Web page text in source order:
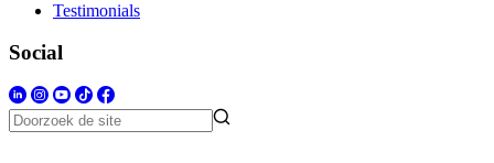
Testimonials
Social